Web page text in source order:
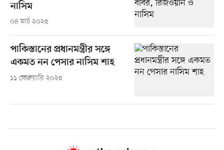
নাসিম
০৪ মার্চ ২০২৫
পাকিস্তানের প্রধানমন্ত্রীর সঙ্গে
একমত নন পেসার নাসিম শাহ
১১ ফেব্রুয়ারি ২০২৫